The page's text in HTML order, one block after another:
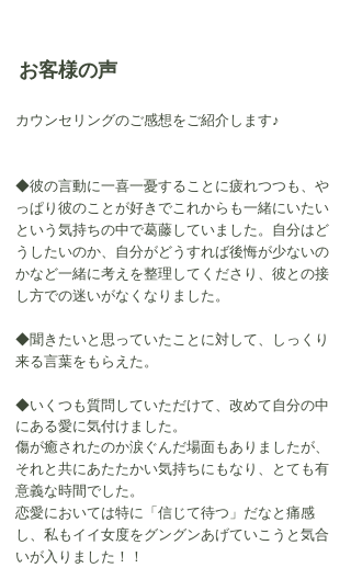
お客様の声
カウンセリングのご感想をご紹介します♪
◆彼の言動に一喜一憂することに疲れつつも、や
っぱり彼のことが好きでこれからも一緒にいたい
という気持ちの中で葛藤していました。自分はど
うしたいのか、自分がどうすれば後悔が少ないの
かなど一緒に考えを整理してくださり、彼との接
し方での迷いがなくなりました。
◆聞きたいと思っていたことに対して、しっくり
来る言葉をもらえた。
◆いくつも質問していただけて、改めて自分の中
にある愛に気付けました。
傷が癒されたのか涙ぐんだ場面もありましたが、
それと共にあたたかい気持ちにもなり、とても有
意義な時間でした。
恋愛においては特に「信じて待つ」だなと痛感
し、私もイイ女度をグングンあげていこうと気合
いが入りました！！